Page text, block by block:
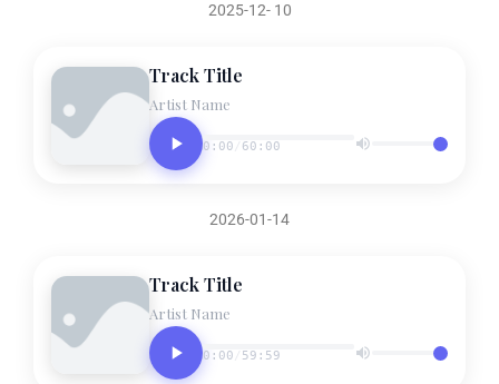
2025-12- 10
Track Title
Artist Name
0:00 60:00
2026-01-14
Track Title
Artist Name
0:00 59:59